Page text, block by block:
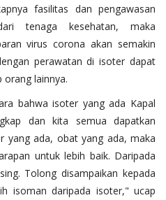
fasilitas dan pengawasan
tenaga kesehatan, maka
virus corona akan semakin
perawatan di isoter dapat
orang lainnya.
bahwa isoter yang ada Kapal
dan kita semua dapatkan
yang ada, obat yang ada, maka
untuk lebih baik. Daripada
Tolong disampaikan kepada
isoman daripada isoter," ucap